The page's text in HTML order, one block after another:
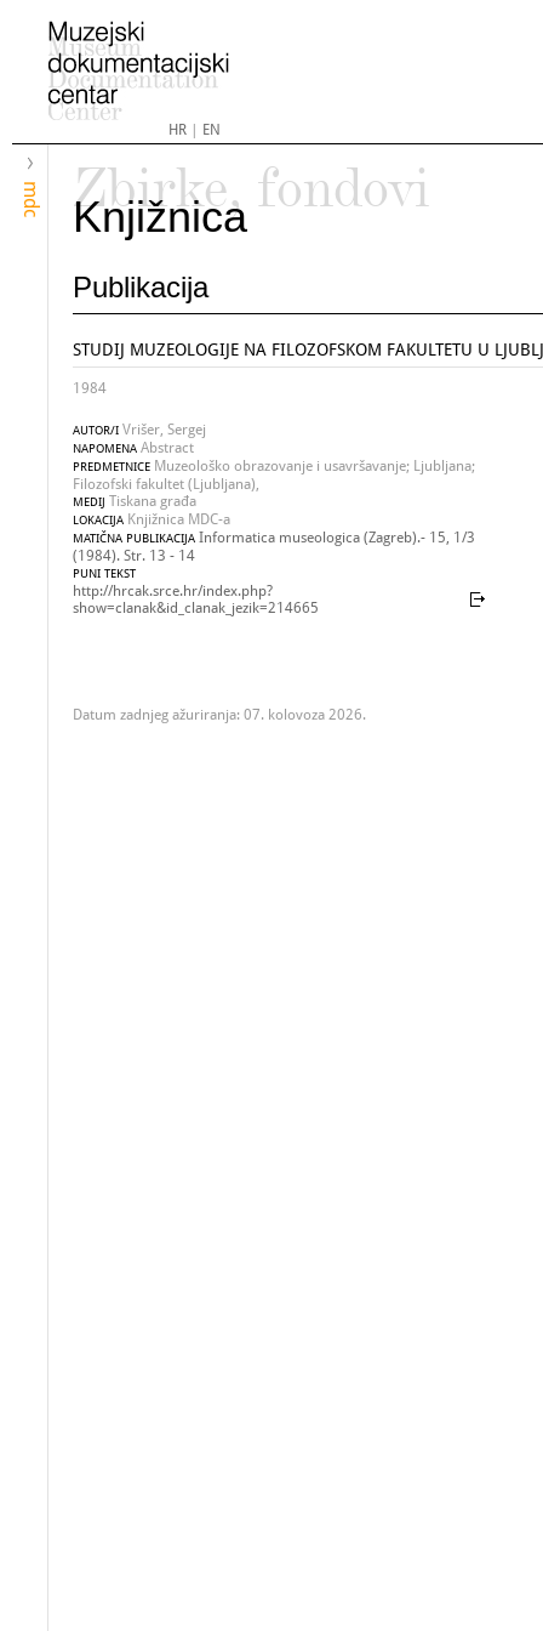
HR| EN
mdc
Zbirke, fondovi
Knjižnica
Publikacija
STUDIJ MUZEOLOGIJE NA FILOZOFSKOM FAKULTETU U
1984
AUTOR/I Vrišer, Sergej
NAPOMENA Abstract
PREDMETNICE Muzeološko obrazovanje i usavršavanje; Ljubljana;
Filozofski fakultet (Ljubljana),
MEDIJ Tiskana građa
LOKACIJA Knjižnica MDC-a
MATIČNA PUBLIKACIJA Informatica museologica (Zagreb).- 15, 1/3
(1984). Str. 13 - 14
PUNI TEKST
http://hrcak.srce.hr/index.php?
show=clanak&id_clanak_jezik=214665
Datum zadnjeg ažuriranja: 07. kolovoza 2026.